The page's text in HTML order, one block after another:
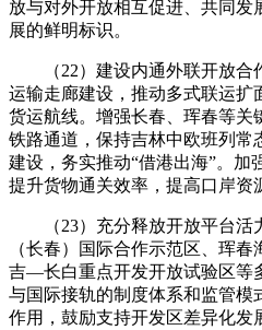
放与对外开放相互促进、共同
展的鲜明标识。
（22）建设内通外联开放合
运输走廊建设，推动多式联运扩
货运航线。增强长春、珲春等关
铁路通道，保持吉林中欧班列常
建设，务实推动“借港出海”。加
提升货物通关效率，提高口岸资
（23）充分释放开放平台活
（长春）国际合作示范区、珲
吉—长白重点开发开放试验区等
与国际接轨的制度体系和监管模
作用，鼓励支持开发区差异化发